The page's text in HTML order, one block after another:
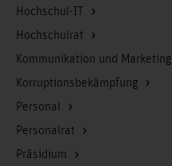
Hochschul-IT
Hochschulrat
Kommunikation und Marketing
Korruptionsbekämpfung
Personal
Personalrat
Präsidium